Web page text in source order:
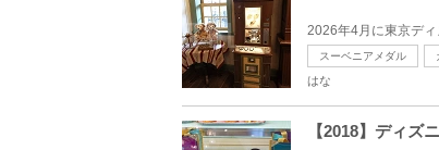
2026年4月に東京デ
スーベニアメダル
はな
【2018】ディズ